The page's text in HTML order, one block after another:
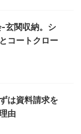
玄関収納。シ
コートクロー
は資料請求を
由